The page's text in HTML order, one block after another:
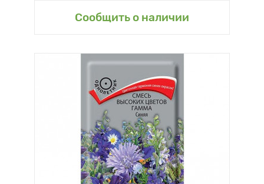
Сообщить о наличии